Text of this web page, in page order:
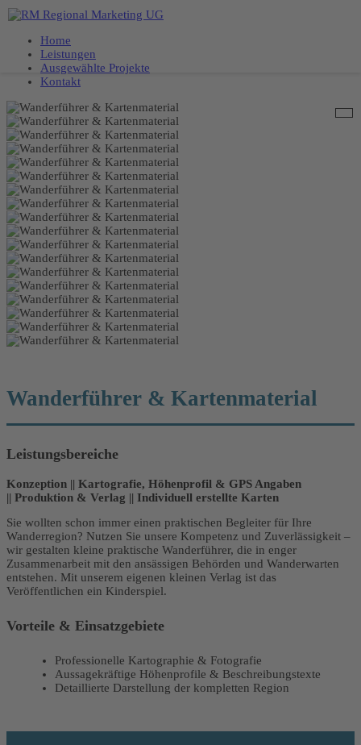
Home
Leistungen
Ausgewählte Projekte
Kontakt
Wanderführer & Kartenmaterial
Leistungsbereiche
Konzeption || Kartografie, Höhenprofil & GPS Angaben
|| Produktion & Verlag || Individuell erstellte Karten
Sie wollten schon immer einen praktischen Begleiter für Ihre
Wanderregion? Nutzen Sie unsere Kompetenz und Zuverlässigkeit –
wir gestalten kleine praktische Wanderführer, die in enger
Zusammenarbeit mit den ansässigen Behörden und Wanderwarten
entstehen. Mit unserem eigenen kleinen Verlag ist das
Veröffentlichen ein Kinderspiel.
Vorteile & Einsatzgebiete
Professionelle Kartographie & Fotografie
Aussagekräftige Höhenprofile & Beschreibungstexte
Detaillierte Darstellung der kompletten Region